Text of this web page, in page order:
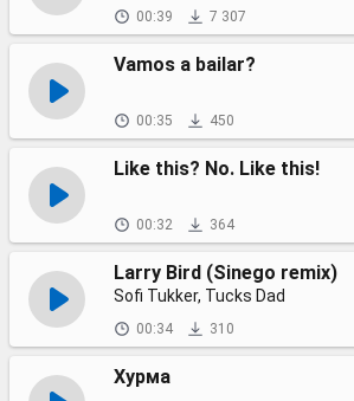
00:39 7 307
Vamos a bailar?
00:35 450
Like this? No. Like this!
00:32 364
Larry Bird (Sinego remix)
Sofi Tukker, Tucks Dad
00:34 310
Хурма